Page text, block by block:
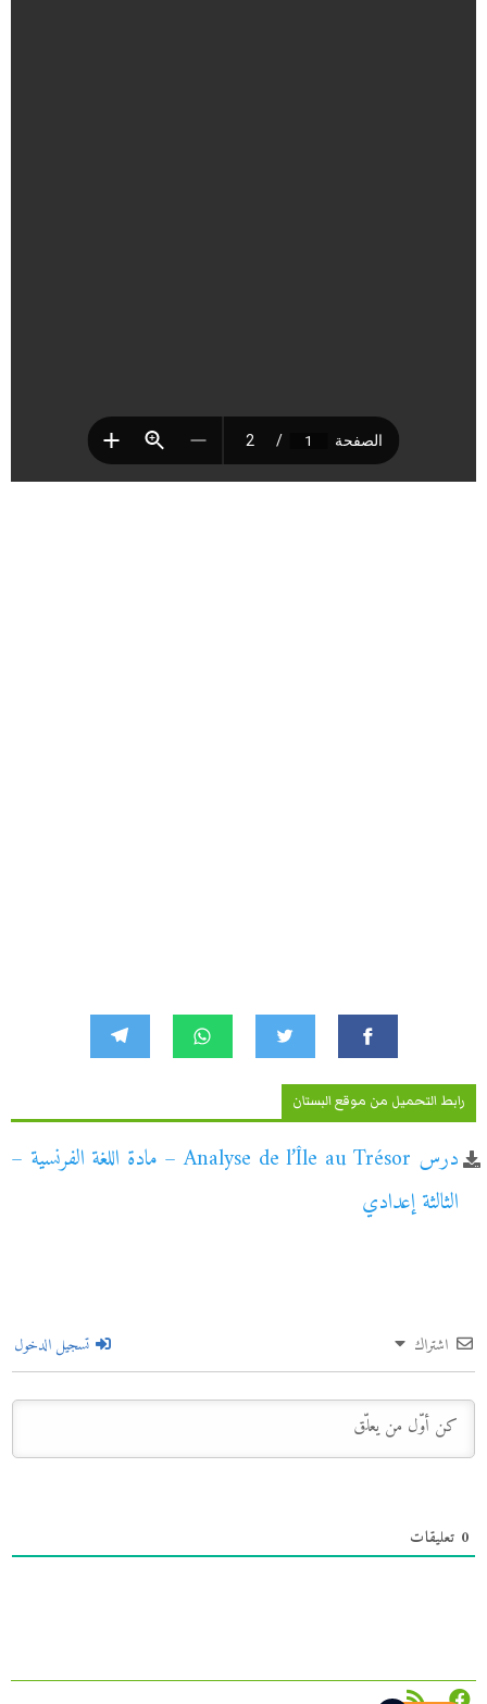
رابط التحميل من موقع البستان
درس Analyse de l’Île au Trésor – مادة اللغة الفرنسية –
الثالثة إعدادي
اشتراك تسجيل الدخول
0 تعليقات